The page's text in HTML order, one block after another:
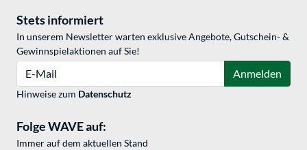
Stets informiert
In unserem Newsletter warten exklusive Angebote, Gutschein- &
Gewinnspielaktionen auf Sie!
Anmelden
Hinweise zum Datenschutz
Folge WAVE auf:
Immer auf dem aktuellen Stand